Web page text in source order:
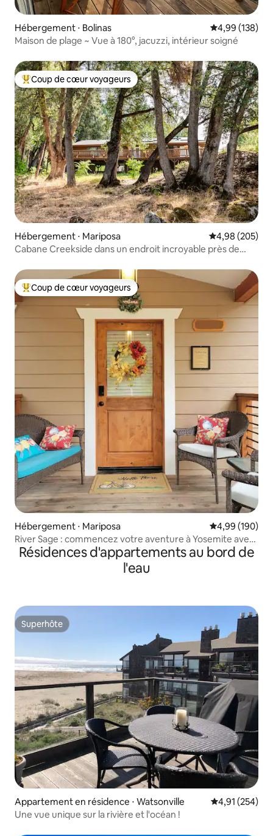
Hébergement ⋅ Bolinas Évaluation
4,99 (138)
Maison de plage ~ Vue à 180°, jacuzzi, intérieur soigné
Coups de cœur voyageurs les plus appréciés
Coup de cœur voyageurs
Hébergement ⋅ Mariposa Évaluation
4,98 (205)
Cabane Creekside dans un endroit incroyable près de
Coups de cœur voyageurs les plus appréciés
Coup de cœur voyageurs
Hébergement ⋅ Mariposa Évaluation
4,99 (190)
River Sage : commencez votre aventure à Yosemite avec
nous
Résidences d'appartements au bord de
l'eau
Superhôte
Superhôte
Appartement en résidence ⋅ Watsonville Évaluation
4,91 (254)
Une vue unique sur la rivière et l'océan !